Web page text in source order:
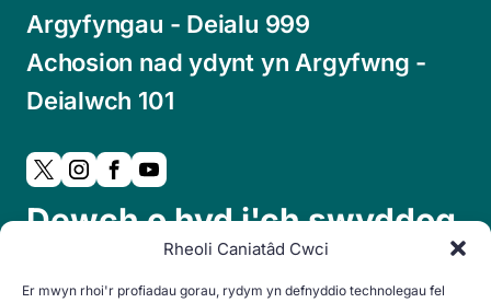
Rheoli Caniatâd Cwci
Er mwyn rhoi'r profiadau gorau, rydym yn defnyddio technolegau fel
Argyfyngau - Deialu 999
Achosion nad ydynt yn Argyfwng -
Deialwch 101
Dewch o hyd i'ch swyddog
cymdogaeth lleol: